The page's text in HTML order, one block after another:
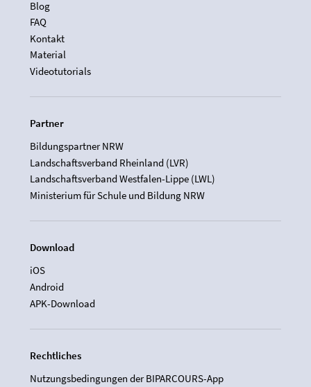
Blog
FAQ
Kontakt
Material
Videotutorials
Partner
Bildungspartner NRW
Landschaftsverband Rheinland (LVR)
Landschaftsverband Westfalen-Lippe (LWL)
Ministerium für Schule und Bildung NRW
Download
iOS
Android
APK-Download
Rechtliches
Nutzungsbedingungen der BIPARCOURS-App